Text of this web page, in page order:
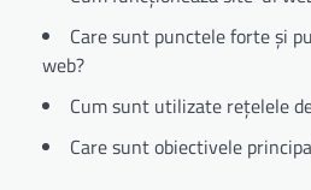
Care sunt punctele forte și
web?
Cum sunt utilizate rețelele
Care sunt obiectivele